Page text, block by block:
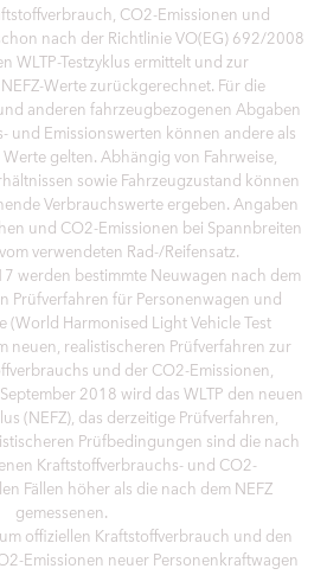
CO2-Emissionen und
nach der Richtlinie VO(EG) 692/2008
WLTP-Testzyklus ermittelt und zur
Werte zurückgerechnet. Für die
anderen fahrzeugbezogenen Abgaben
und Emissionswerten können andere als
gelten. Abhängig von Fahrweise,
sowie Fahrzeugzustand können
Verbrauchswerte ergeben. Angaben
und CO2-Emissionen bei Spannbreiten
verwendeten Rad-/Reifensatz.
werden bestimmte Neuwagen nach dem
Prüfverfahren für Personenwagen und
(World Harmonised Light Vehicle Test
neuen, realistischeren Prüfverfahren zur
und der CO2-Emissionen,
2018 wird das WLTP den neuen
(NEFZ), das derzeitige Prüfverfahren,
Prüfbedingungen sind die nach
Kraftstoffverbrauchs- und CO2-
Fällen höher als die nach dem NEFZ
gemessenen.
offiziellen Kraftstoffverbrauch und den
Emissionen neuer Personenkraftwagen